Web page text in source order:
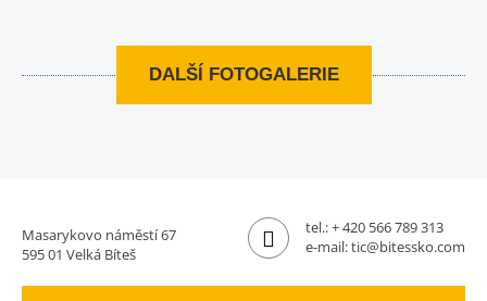
DALŠÍ FOTOGALERIE
Masarykovo náměstí 67
595 01 Velká Bíteš
tel.:+ 420 566 789 313
e-mail:tic@bitessko.com